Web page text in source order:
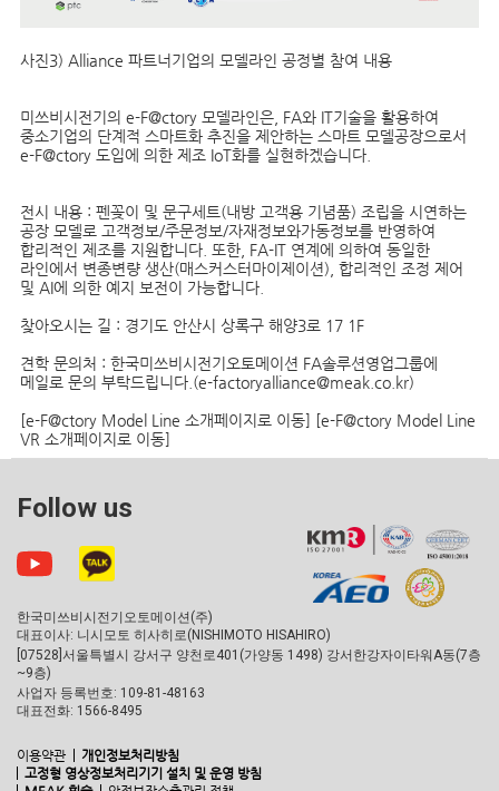
사진3) Alliance 파트너기업의 모델라인 공정별 참여 내용
미쓰비시전기의 e-F@ctory 모델라인은, FA와 IT기술을 활용하여
중소기업의 단계적 스마트화 추진을 제안하는 스마트 모델공장으로서
e-F@ctory 도입에 의한 제조 IoT화를 실현하겠습니다.
전시 내용 : 펜꽂이 및 문구세트(내방 고객용 기념품) 조립을 시연하는
공장 모델로 고객정보/주문정보/자재정보와가동정보를 반영하여
합리적인 제조를 지원합니다. 또한, FA-IT 연계에 의하여 동일한
라인에서 변종변량 생산(매스커스터마이제이션), 합리적인 조정 제어
및 AI에 의한 예지 보전이 가능합니다.
찾아오시는 길 : 경기도 안산시 상록구 해양3로 17 1F
견학 문의처 : 한국미쓰비시전기오토메이션 FA솔루션영업그룹에
메일로 문의 부탁드립니다.(e-factoryalliance@meak.co.kr)
[e-F@ctory Model Line 소개페이지로 이동] [e-F@ctory Model Line
VR 소개페이지로 이동]
Follow us
한국미쓰비시전기오토메이션(주)
대표이사: 니시모토 히사히로(NISHIMOTO HISAHIRO)
[07528]서울특별시 강서구 양천로401(가양동 1498) 강서한강자이타워A동(7층
~9층)
사업자 등록번호: 109-81-48163
대표전화: 1566-8495
이용약관
개인정보처리방침
고정형 영상정보처리기기 설치 및 운영 방침